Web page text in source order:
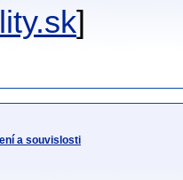
]
a souvislosti